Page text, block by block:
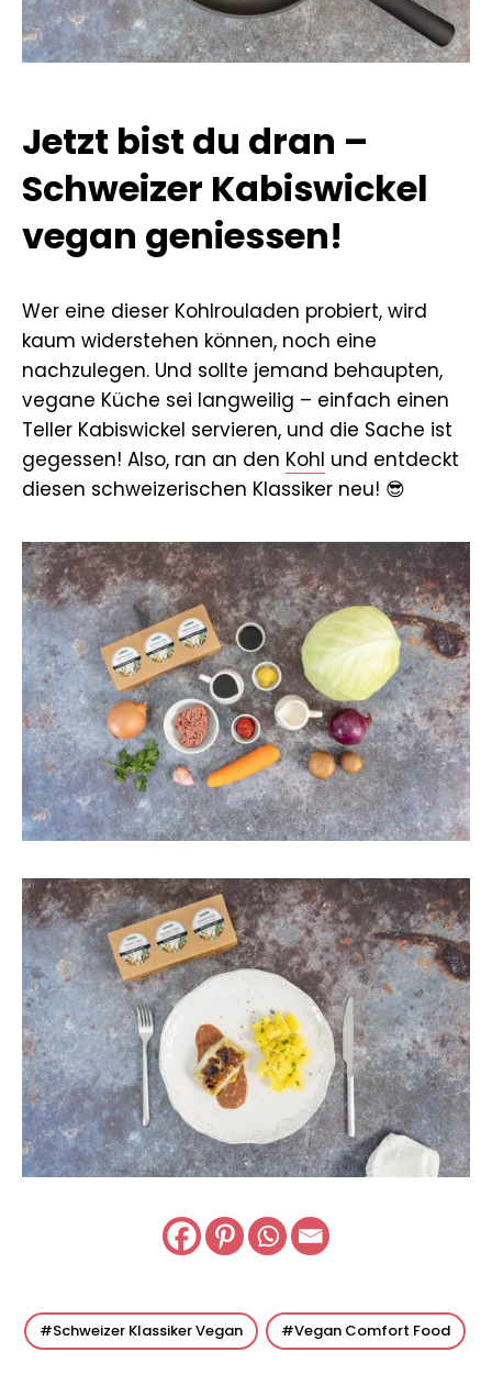
Jetzt bist du dran –
Schweizer Kabiswickel
vegan geniessen!
Wer eine dieser Kohlrouladen probiert, wird
kaum widerstehen können, noch eine
nachzulegen. Und sollte jemand behaupten,
vegane Küche sei langweilig – einfach einen
Teller Kabiswickel servieren, und die Sache ist
gegessen! Also, ran an den Kohl und entdeckt
diesen schweizerischen Klassiker neu! 😎
Schweizer Klassiker Vegan Vegan Comfort Food